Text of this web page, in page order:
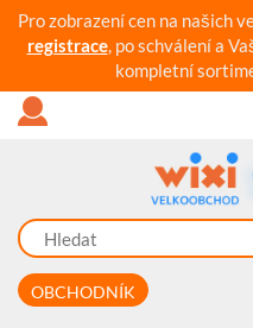
Pro zobrazení cen na našich
registrace, po schválení a
kompletní
OBCHODNÍK